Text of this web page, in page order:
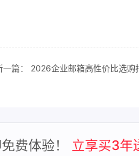
一篇： 2026企业邮箱高性价比选购
费体验！ 立享买3年